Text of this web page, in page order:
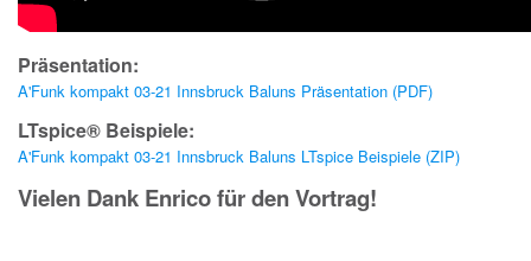
Präsentation:
A'Funk kompakt 03-21 Innsbruck Baluns Präsentation (PDF)
LTspice® Beispiele:
A'Funk kompakt 03-21 Innsbruck Baluns LTspice Beispiele (ZIP)
Vielen Dank Enrico für den Vortrag!